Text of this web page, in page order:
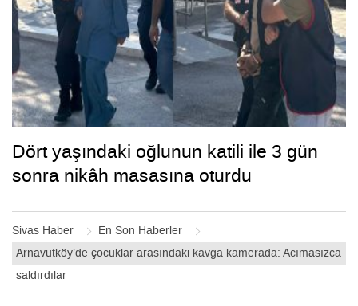
Sivas Haber
En Son Haberler
Arnavutköy’de çocuklar arasındaki kavga kamerada: Acımasızca
saldırdılar
Dört yaşındaki oğlunun katili ile 3 gün
sonra nikâh masasına oturdu